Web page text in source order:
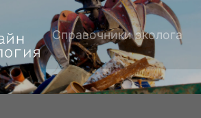
Справочники эколога